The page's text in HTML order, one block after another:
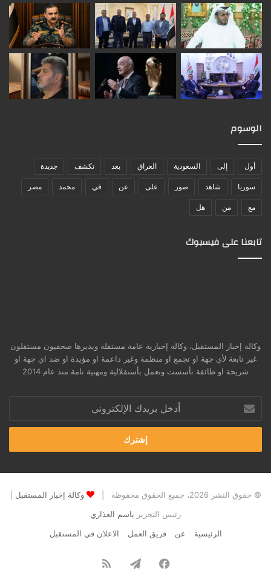
الوسوم
أول إلى السعودية العراق بعد تكشف جديدة
سوريا شاهد صور على عن في محمد مصر
مع من هل
تابعنا على فيسبوك
وكالة إخبار المستقبل، وكالة إخبارية عامة مستقلة ويديرها صحفيون مستقلون
غير تابعة لأي جهة او تجمع او منظمة وغير داعمة او مؤيدة او ضد اي جهة او
شريحة او طائفة تأسست وتعمل بأستقلالية ومهنية تامة منذ عام 2014
بريدك
الإلكتروني
© حقوق النشر 2026، جميع الحقوق محفوظة | وكالة إخبار المستقبل
رئيس التحرير باسم العذاري
الرئيسية
عن فريق العمل الاعلان في المستقبل
فيسبوك تيلقرام